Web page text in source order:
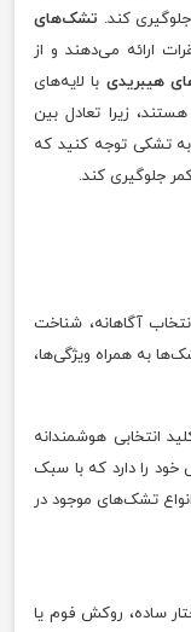
کند. تشک‌های
ارائه می‌دهند و از
هیبریدی با لایه‌های
زیرا تعادل بین
تشکی توجه کنید که
جلوگیری کند.
آگاهانه، شناخت
به همراه ویژگی‌ها،
انتخابی هوشمندانه
را دارد که با سبک
تشک‌های موجود در
ساده، روکش فوم یا